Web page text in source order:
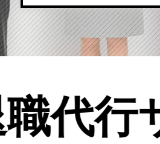
比較。